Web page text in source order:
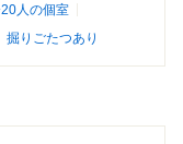
人の個室
掘りごたつあり